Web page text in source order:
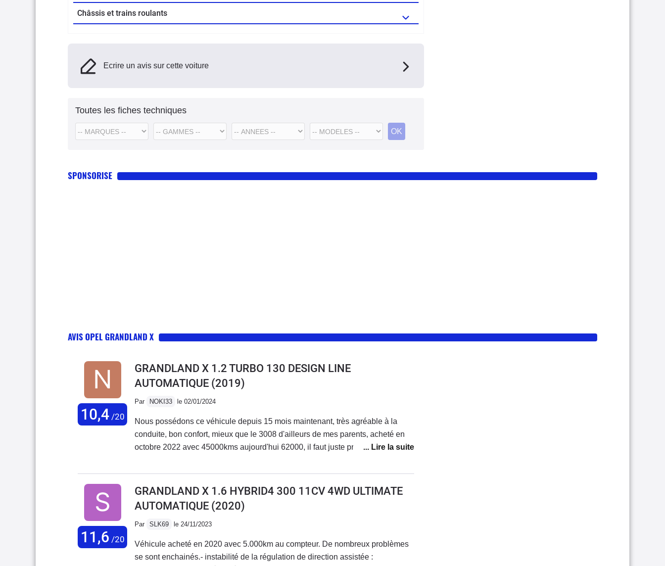
Châssis et trains roulants
Ecrire un avis sur cette voiture
Toutes les fiches techniques
SPONSORISE
AVIS OPEL GRANDLAND X
10,4/20
GRANDLAND X 1.2 TURBO 130 DESIGN LINE
AUTOMATIQUE (2019)
Par NOKI33 le 02/01/2024
Nous possédons ce véhicule depuis 15 mois maintenant, très agréable à la
conduite, bon confort, mieux que le 3008 d'ailleurs de mes parents, acheté en
octobre 2022 avec 45000kms aujourd'hui 62000, il faut juste prévoir pour notre
60000kms max et aussi la vidange de la boite auto tous les 60000kms
IMPÉRATIF sa c'est obligatoire si vous voulez éviter les voyants moteurs à
et confortable.
11,6 /20
GRANDLAND X 1.6 HYBRID4 300 11CV 4WD ULTIMATE
AUTOMATIQUE (2020)
Par SLK69 le 24/11/2023
Véhicule acheté en 2020 avec 5.000km au compteur. De nombreux problèmes
se sont enchainés.- instabilité de la régulation de direction assistée :